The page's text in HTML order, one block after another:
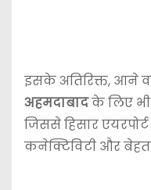
इसके अतिरिक्त, आने
अहमदाबादके लिए भी
जिससे हिसार
कनेक्टिविटी और